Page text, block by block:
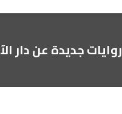
روايات جديدة عن دار